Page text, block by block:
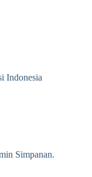
Indonesia
Simpanan.